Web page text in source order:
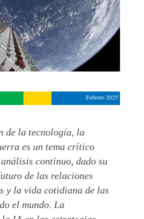
Febrero 2025
de la tecnología, la
es un tema crítico
análisis continuo, dado su
de las relaciones
y la vida cotidiana de las
el mundo. La